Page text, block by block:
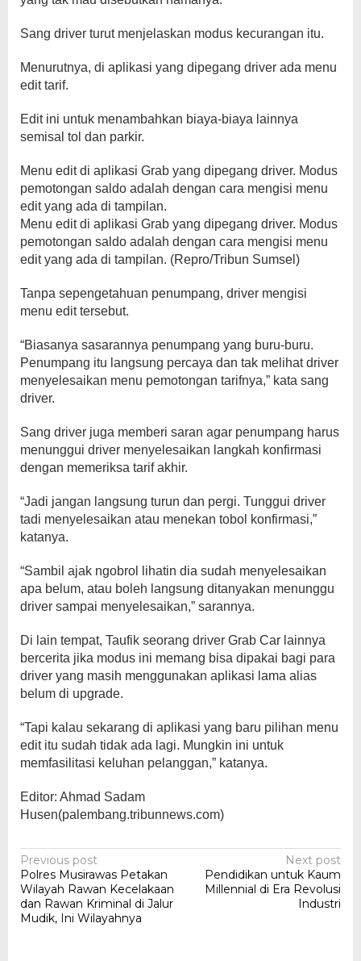
Sang driver turut menjelaskan modus kecurangan itu.
Menurutnya, di aplikasi yang dipegang driver ada menu
edit tarif.
Edit ini untuk menambahkan biaya-biaya lainnya
semisal tol dan parkir.
Menu edit di aplikasi Grab yang dipegang driver. Modus
pemotongan saldo adalah dengan cara mengisi menu
edit yang ada di tampilan.
Menu edit di aplikasi Grab yang dipegang driver. Modus
pemotongan saldo adalah dengan cara mengisi menu
edit yang ada di tampilan. (Repro/Tribun Sumsel)
Tanpa sepengetahuan penumpang, driver mengisi
menu edit tersebut.
“Biasanya sasarannya penumpang yang buru-buru.
Penumpang itu langsung percaya dan tak melihat driver
menyelesaikan menu pemotongan tarifnya,” kata sang
driver.
Sang driver juga memberi saran agar penumpang harus
menunggui driver menyelesaikan langkah konfirmasi
dengan memeriksa tarif akhir.
“Jadi jangan langsung turun dan pergi. Tunggui driver
tadi menyelesaikan atau menekan tobol konfirmasi,”
katanya.
“Sambil ajak ngobrol lihatin dia sudah menyelesaikan
apa belum, atau boleh langsung ditanyakan menunggu
driver sampai menyelesaikan,” sarannya.
Di lain tempat, Taufik seorang driver Grab Car lainnya
bercerita jika modus ini memang bisa dipakai bagi para
driver yang masih menggunakan aplikasi lama alias
belum di upgrade.
“Tapi kalau sekarang di aplikasi yang baru pilihan menu
edit itu sudah tidak ada lagi. Mungkin ini untuk
memfasilitasi keluhan pelanggan,” katanya.
Editor: Ahmad Sadam
Husen(palembang.tribunnews.com)
Post
navigation
Previous post
Polres Musirawas Petakan
Wilayah Rawan Kecelakaan
dan Rawan Kriminal di Jalur
Mudik, Ini Wilayahnya
Next post
Pendidikan untuk Kaum
Millennial di Era Revolusi
Industri